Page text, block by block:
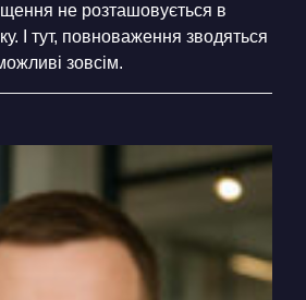
не розташовується в
І тут, повноваження зводяться
зовсім.